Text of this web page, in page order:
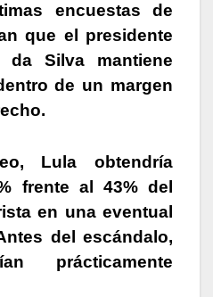
encuestas de
que el presidente
Silva mantiene
de un margen
Lula obtendría
frente al 43% del
en una eventual
del escándalo,
prácticamente